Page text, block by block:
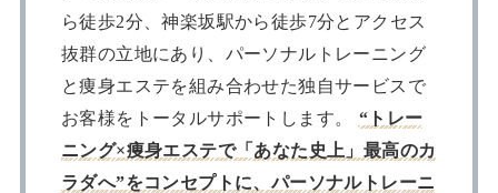
ら徒歩2分、神楽坂駅から徒歩7分とアクセス
抜群の立地にあり、パーソナルトレーニング
と痩身エステを組み合わせた独自サービスで
お客様をトータルサポートします。 “トレー
ニング×痩身エステで「あなた史上」最高のカ
ラダへ”をコンセプトに、パーソナルトレーニ